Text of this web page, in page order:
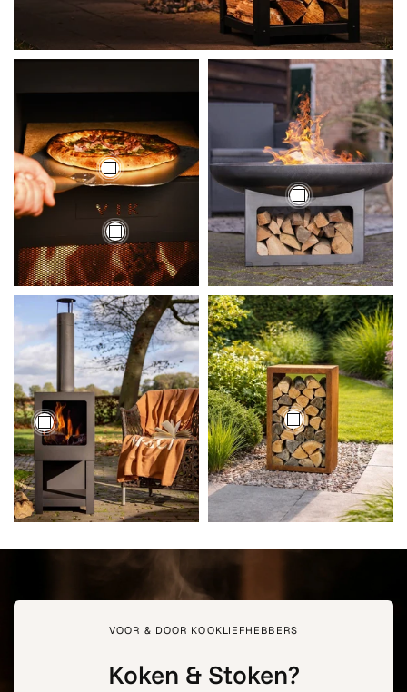
€349,00 €319,00
€24,95 €19,95
€219,00
€149,00 €119,00
VOOR & DOOR KOOKLIEFHEBBERS
Koken & Stoken?